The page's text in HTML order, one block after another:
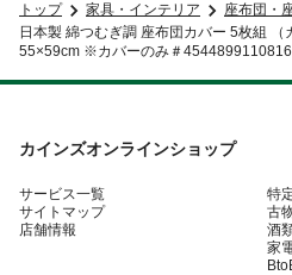
トップ 家具・インテリア 座布団・
日本製 綿つむぎ調 座布団カバー 5枚組
55×59cm ※カバーのみ＃
カインズオンラインショップ
サービス一覧
サイトマップ
店舗情報
特
古
酒
家